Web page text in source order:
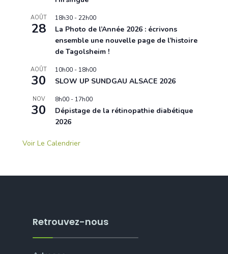
AOÛT
28
18h30 -22h00
La Photo de l’Année 2026 : écrivons
ensemble une nouvelle page de l’histoire
de Tagolsheim !
AOÛT
30
10h00 - 18h00
SLOW UP SUNDGAU ALSACE 2026
NOV
30
8h00 - 17h00
Dépistage de la rétinopathie diabétique
2026
Voir Le Calendrier
Retrouvez-nous